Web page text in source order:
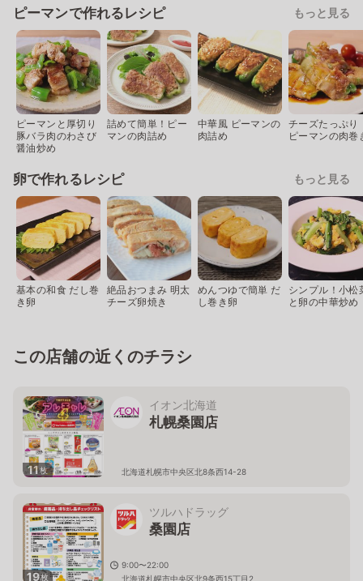
ピーマンで作れるレシピ もっと見る
ピーマンと厚切り
豚バラ肉のわさび
醤油炒め
詰めて簡単！ピー
マンの肉詰め
中華風 ピーマンの
肉詰め
チーズたっぷり
ピーマンの肉巻
卵で作れるレシピ もっと見る
基本の和食 だし巻
き卵
絶品おつまみ 明太
チーズ卵焼き
めんつゆで簡単 だ
し巻き卵
シンプル！小松
と卵の中華炒め
この店舗の近くのチラシ
11枚
イオン北海道
札幌桑園店
北海道札幌市中央区北8条西14-28
19枚
ツルハドラッグ
桑園店
9:00〜22:00
北海道札幌市中央区北9条西15丁目2